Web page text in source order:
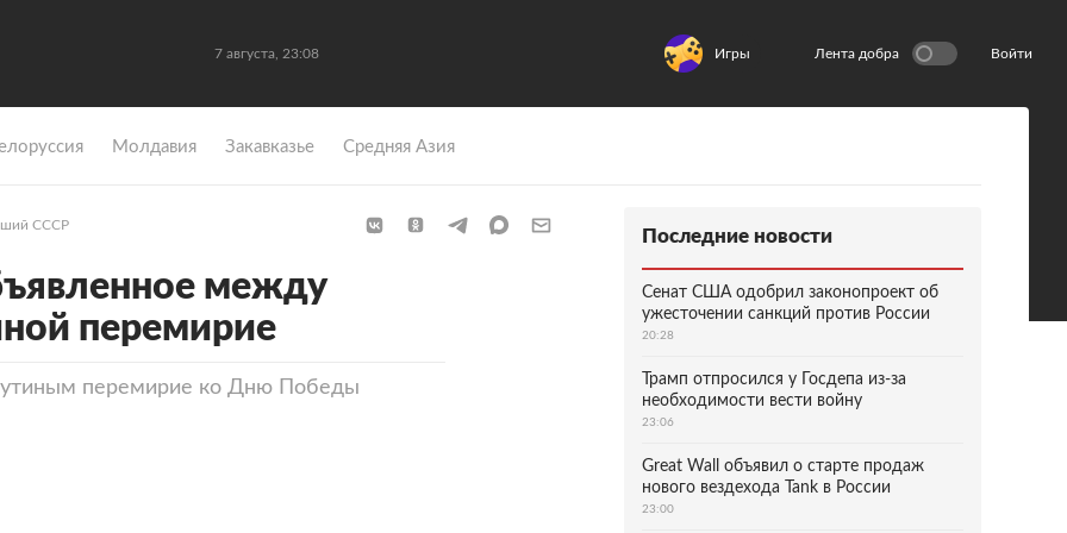
7 августа, 23:08 Игры Лента добра Войти
Молдавия Закавказье Средняя Азия
СССР
между
перемирие
перемирие ко Дню Победы
Последние новости
Сенат США одобрил законопроект об
ужесточении санкций против России
20:28
Трамп отпросился у Госдепа из-за
необходимости вести войну
23:06
Great Wall объявил о старте продаж
нового вездехода Tank в России
23:00